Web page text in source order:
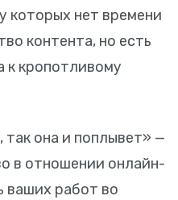
которых нет времени
контента, но есть
к кропотливому
так она и поплывет» —
в отношении онлайн-
ваших работ во